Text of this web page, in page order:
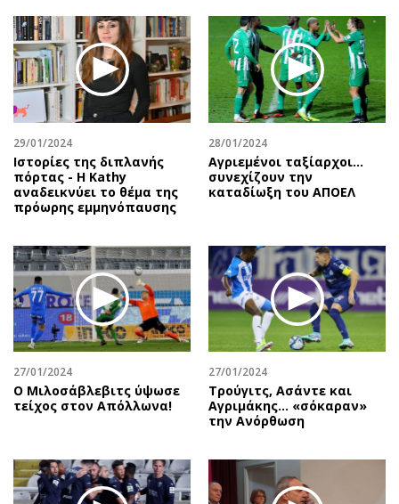
Προεδρικές 2023
Δημοσκοπήσεις
Διπλωματία
Αθλητισμός
Κύπρος
Ελλάδα
Διεθνή
Κληρώσεις Allwyn
Οικονομία
Real Estate
Επιχειρήσεις
Αγορές
Money Review
AstroBank Properties
Trends
Ναυτιλία
Περιβάλλον
Πωλούνται
Ζητούν εργασία
Θέσεις εργασίας
Geek
Νέα
Κινητά-tablets
Social
Αυτοκίνηση
Πολιτική
Οικονομία
Γενικά
Αναδρομές
Πρόσωπα
Περιβάλλον
Good Life
Γυναίκα
Showbiz
Ταξίδια
29/01/2024
Ιστορίες της διπλανής
πόρτας - Η Kathy
αναδεικνύει το θέμα της
πρόωρης εμμηνόπαυσης
28/01/2024
Αγριεμένοι ταξίαρχοι...
συνεχίζουν την
καταδίωξη του ΑΠΟΕΛ
27/01/2024
Ο Μιλοσάβλεβιτς ύψωσε
τείχος στον Απόλλωνα!
27/01/2024
Τρούγιτς, Ασάντε και
Αγριμάκης… «σόκαραν»
την Ανόρθωση